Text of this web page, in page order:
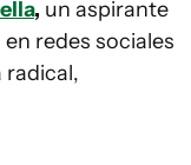
, un aspirante
redes sociales
radical,